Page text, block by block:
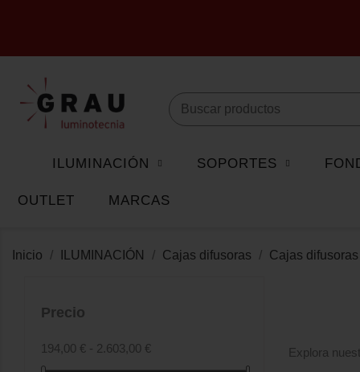
ILUMINACIÓN SOPORTES
OUTLET MARCAS
Inicio ILUMINACIÓN Cajas difusoras Cajas
Precio
194,00 € - 2.603,00 € Explora